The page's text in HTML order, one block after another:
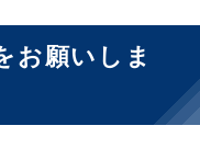
お願いしま